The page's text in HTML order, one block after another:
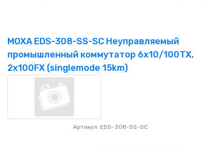
MOXA EDS-308-SS-SC Неуправляемый
промышленный коммутатор 6x10/100TX,
2x100FX (singlemode 15km)
Артикул: EDS-308-SS-SC